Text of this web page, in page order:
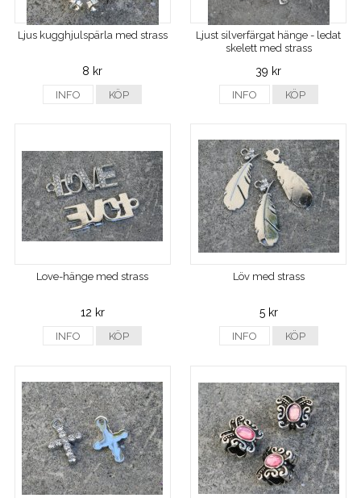
Ljus kugghjulspärla med strass
8 kr
INFO KÖP
Ljust silverfärgat hänge - ledat
skelett med strass
39 kr
INFO KÖP
Love-hänge med strass
12 kr
INFO KÖP
Löv med strass
5 kr
INFO KÖP